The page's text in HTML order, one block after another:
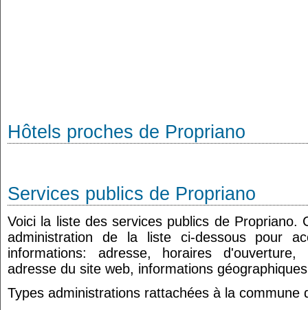
Hôtels proches de Propriano
Services publics de Propriano
Voici la liste des services publics de Propriano.
administration de la liste ci-dessous pour
informations: adresse, horaires
adresse du site web, informations
Types administrations rattachées à la commune